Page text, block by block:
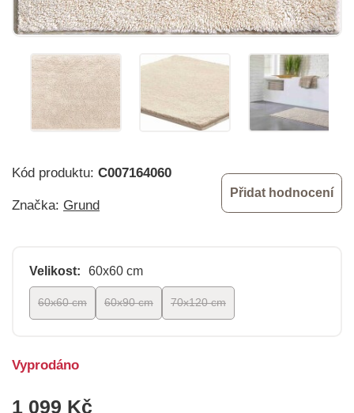
Kód produktu: C007164060
Značka: Grund
Přidat hodnocení
Velikost: 60x60 cm
60x60 cm 60x90 cm 70x120 cm
1 099 Kč
Vyprodáno